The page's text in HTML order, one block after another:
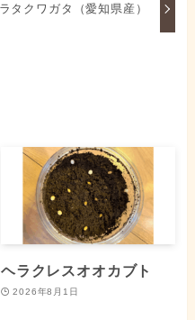
タクワガタ（愛知県産）
ヘラクレスオオカブト
2026年8月1日